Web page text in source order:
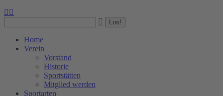
Facebook
opens
new
opens
in
new
window
Home
Verein
Vorstand
Historie
Sportstätten
Mitglied werden
Sportarten